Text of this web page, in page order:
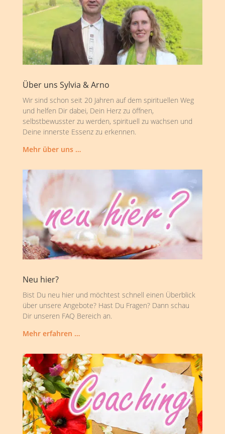
Über uns Sylvia & Arno
Wir sind schon seit 20 Jahren auf dem spirituellen Weg
und helfen Dir dabei, Dein Herz zu öffnen,
selbstbewusster zu werden, spirituell zu wachsen und
Deine innerste Essenz zu erkennen.
Mehr über uns …
Neu hier?
Bist Du neu hier und möchtest schnell einen Überblick
über unsere Angebote? Hast Du Fragen? Dann schau
Dir unseren FAQ Bereich an.
Mehr erfahren …